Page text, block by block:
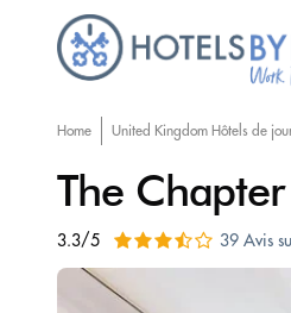
Home United Kingdom Hôtels de
The
3.3/5 39 Avis